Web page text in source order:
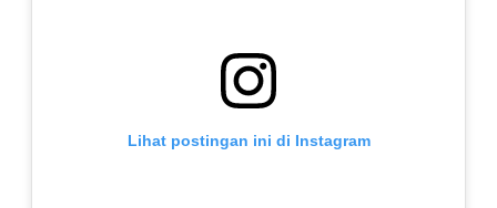
Lihat postingan ini di Instagram